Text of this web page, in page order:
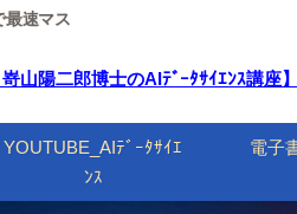
速マス
山陽二郎博士のAIﾃﾞｰﾀｻｲｴﾝｽ講
YOUTUBE_AIﾃﾞｰﾀｻｲｴ
ﾝｽ
電子